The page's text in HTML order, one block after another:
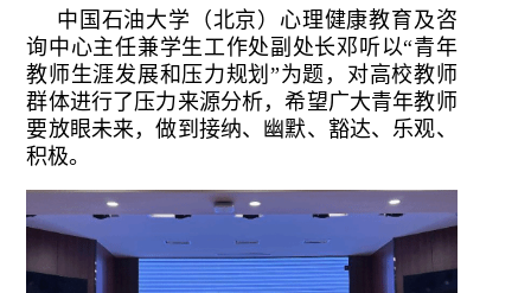
中国石油大学（北京）心理健康教育及咨
询中心主任兼学生工作处副处长邓听以“青年
教师生涯发展和压力规划”为题，对高校教师
群体进行了压力来源分析，希望广大青年教师
要放眼未来，做到接纳、幽默、豁达、乐观、
积极。